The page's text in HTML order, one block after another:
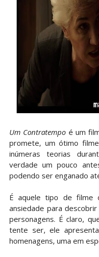
Um Contratempo é um
promete, um ótimo
inúmeras teorias
verdade um pouco
podendo ser enganado
É aquele tipo de filme
ansiedade para
personagens. É claro,
tente ser, ele
homenagens, uma em